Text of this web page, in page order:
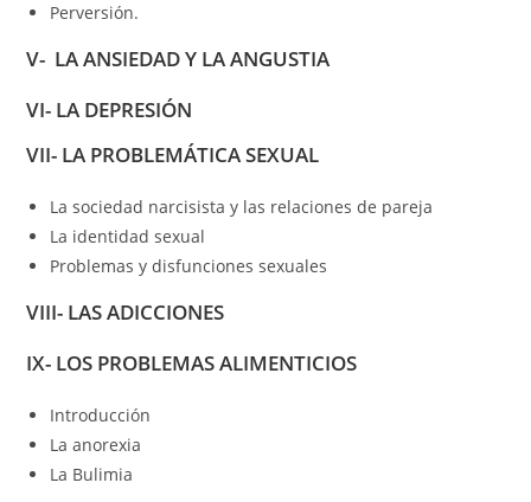
Perversión.
V- LA ANSIEDAD Y LA ANGUSTIA
VI- LA DEPRESIÓN
VII- LA PROBLEMÁTICA SEXUAL
La sociedad narcisista y las relaciones de pareja
La identidad sexual
Problemas y disfunciones sexuales
VIII- LAS ADICCIONES
IX- LOS PROBLEMAS ALIMENTICIOS
Introducción
La anorexia
La Bulimia